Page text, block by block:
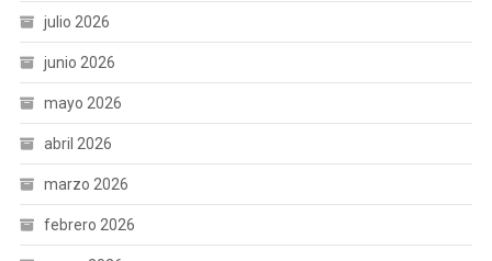
julio 2026
junio 2026
mayo 2026
abril 2026
marzo 2026
febrero 2026